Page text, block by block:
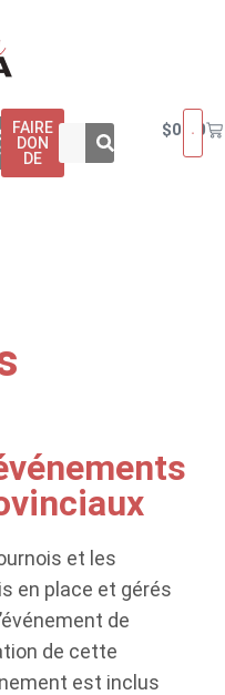
FAIRE
DON
DE
$0.00
et les
en place et gérés
de
de cette
est inclus